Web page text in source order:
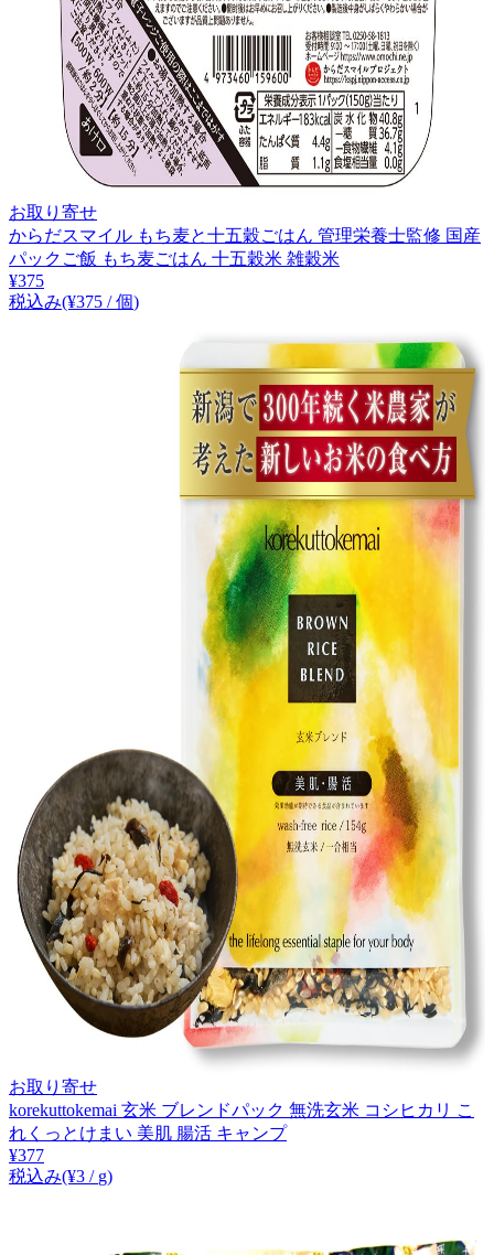
お取り寄せ
からだスマイル もち麦と十五穀ごはん 管理栄養士監修 国産
パックご飯 もち麦ごはん 十五穀米 雑穀米
¥375
税込み(¥375 / 個)
お取り寄せ
korekuttokemai 玄米 ブレンドパック 無洗玄米 コシヒカリ こ
れくっとけまい 美肌 腸活 キャンプ
¥377
税込み(¥3 / g)